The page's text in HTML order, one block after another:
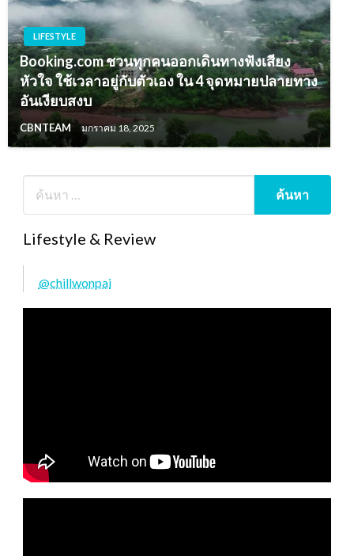
LIFESTYLE
Booking.com ชวนทุกคนออกเดินทางฟังเสียง
หัวใจ ใช้เวลาอยู่กับตัวเอง ใน 4 จุดหมายปลายทาง
อันเงียบสงบ
CBNTEAM มกราคม 18, 2025
Lifestyle & Review
@chillwonpai